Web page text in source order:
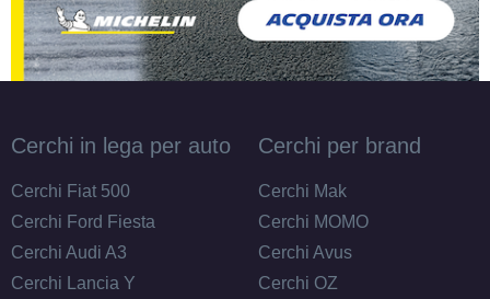
Cerchi in lega per auto
Cerchi Fiat 500
Cerchi Ford Fiesta
Cerchi Audi A3
Cerchi Lancia Y
Cerchi per brand
Cerchi Mak
Cerchi MOMO
Cerchi Avus
Cerchi OZ